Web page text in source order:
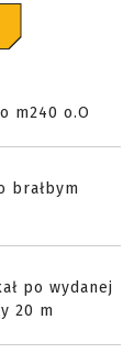
m240 o.O
brałbym
po wydanej
20 m